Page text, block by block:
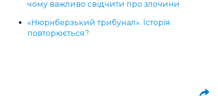
чому важливо свідчити про злочини
«Нюрнберзький трибунал». Історія
повторюється?